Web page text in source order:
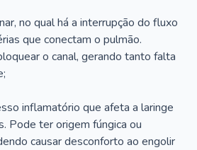
no qual há a interrupção do fluxo
que conectam o pulmão.
o canal, gerando tanto falta
inflamatório que afeta a laringe
Pode ter origem fúngica ou
causar desconforto ao engolir